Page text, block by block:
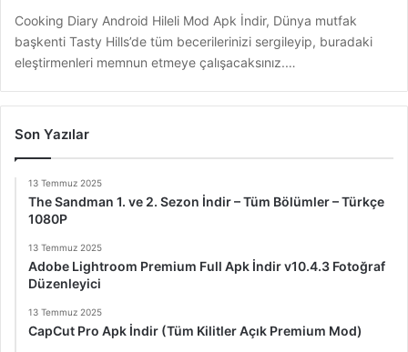
Cooking Diary Android Hileli Mod Apk İndir, Dünya mutfak
başkenti Tasty Hills’de tüm becerilerinizi sergileyip, buradaki
eleştirmenleri memnun etmeye çalışacaksınız.…
Son Yazılar
13 Temmuz 2025
The Sandman 1. ve 2. Sezon İndir – Tüm Bölümler – Türkçe
1080P
13 Temmuz 2025
Adobe Lightroom Premium Full Apk İndir v10.4.3 Fotoğraf
Düzenleyici
13 Temmuz 2025
CapCut Pro Apk İndir (Tüm Kilitler Açık Premium Mod)